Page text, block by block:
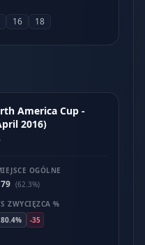
16 18
America Cup -
2016)
OGÓLNE
(62.3%)
ZWYCIĘZCA %
80.4%
-35